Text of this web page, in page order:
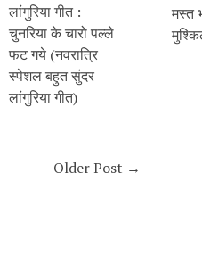
लांगुरिया गीत :
चुनरिया के चारो पल्ले
फट गये (नवरात्रि
स्पेशल बहुत सुंदर
लांगुरिया गीत)
Older Post →
मस्त